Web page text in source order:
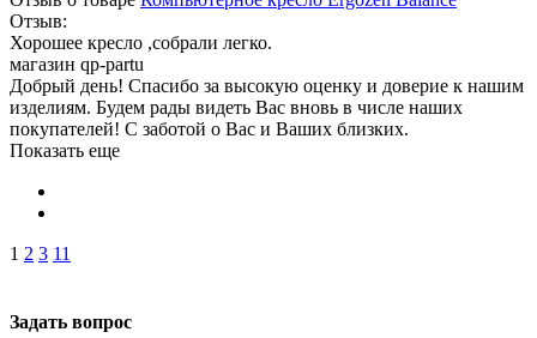
Отзыв:
Хорошее кресло ,собрали легко.
магазин qp-partu
Добрый день! Спасибо за высокую оценку и доверие к нашим
изделиям. Будем рады видеть Вас вновь в числе наших
покупателей! С заботой о Вас и Ваших близких.
Показать еще
1 2 3 11
Задать вопрос